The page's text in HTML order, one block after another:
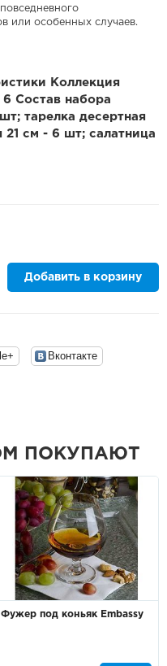
или особенных случаев.
Коллекция
Состав набора
тарелка десертная
21 см - 6 шт; салатница
Добавить в корзину
Вконтакте
ПОКУПАЮТ
Фужер под коньяк Embassy